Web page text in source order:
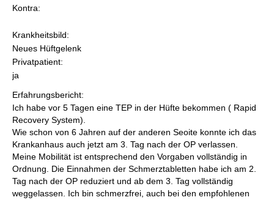
Kontra:
Krankheitsbild:
Neues Hüftgelenk
Privatpatient:
ja
Erfahrungsbericht:
Ich habe vor 5 Tagen eine TEP in der Hüfte bekommen ( Rapid
Recovery System).
Wie schon von 6 Jahren auf der anderen Seoite konnte ich das
Krankanhaus auch jetzt am 3. Tag nach der OP verlassen.
Meine Mobilität ist entsprechend den Vorgaben vollständig in
Ordnung. Die Einnahmen der Schmerztabletten habe ich am 2.
Tag nach der OP reduziert und ab dem 3. Tag vollständig
weggelassen. Ich bin schmerzfrei, auch bei den empfohlenen